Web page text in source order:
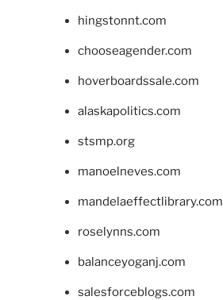
hingstonnt.com
chooseagender.com
hoverboardssale.com
alaskapolitics.com
stsmp.org
manoelneves.com
mandelaeffectlibrary.com
roselynns.com
balanceyoganj.com
salesforceblogs.com